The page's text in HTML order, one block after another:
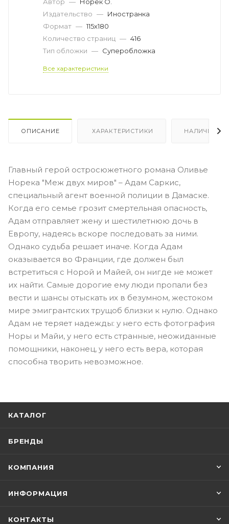
Издательство — Иностранка
Формат — 115х180
Количество страниц — 416
Тип обложки — Суперобложка
Все характеристики
ОПИСАНИЕ ХАРАКТЕРИСТИКИ НАЛИЧИЕ
Главный герой остросюжетного романа Оливье
Норека "Меж двух миров" – Адам Саркис,
специальный агент военной полиции в Дамаске.
Когда его семье грозит смертельная опасность,
Адам отправляет жену и шестилетнюю дочь в
Европу, надеясь вскоре последовать за ними.
Однако судьба решает иначе. Когда Адам
оказывается во Франции, где должен был
встретиться с Норой и Майей, он нигде не может
их найти. Самые дорогие ему люди пропали без
вести и шансы отыскать их в безумном, жестоком
мире эмигрантских трущоб близки к нулю. Однако
Адам не теряет надежды: у него есть фотография
Норы и Майи, у него есть странные, неожиданные
помощники, наконец, у него есть вера, которая
способна творить невозможное.
КАТАЛОГ
БРЕНДЫ
КОМПАНИЯ
ИНФОРМАЦИЯ
КОНТАКТЫ